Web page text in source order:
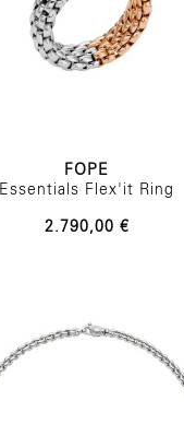
FOPE
Essentials Flex'it Ring
2.790,00 €